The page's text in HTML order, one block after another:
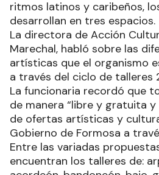
ritmos latinos y caribeños,
desarrollan en tres espacios.
La directora de Acción
Marechal, habló sobre las
artísticas que el organismo
a través del ciclo de talleres
La funcionaria recordó que
de manera “libre y gratuita
de ofertas artísticas y
Gobierno de Formosa a
Entre las variadas
encuentran los talleres de: